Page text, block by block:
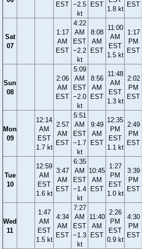
EST −2.5
kt
EST
1.8 kt
EST
Sat
07
1:17
AM
EST
4:22
AM
EST
−2.2
kt
8:08
AM
EST
11:00
AM
EST
1.5 kt
1:17
PM
EST
Sun
08
2:06
AM
EST
5:09
AM
EST
−2.0
kt
8:56
AM
EST
11:48
AM
EST
1.3 kt
2:02
PM
EST
Mon
09
12:14
AM
EST
1.7 kt
2:57
AM
EST
5:51
AM
EST
−1.7
kt
9:49
AM
EST
12:35
PM
EST
1.1 kt
2:49
PM
EST
Tue
10
12:59
AM
EST
1.6 kt
3:47
AM
EST
6:35
AM
EST
−1.4
kt
10:45
AM
EST
1:27
PM
EST
1.0 kt
3:39
PM
EST
Wed
11
1:47
AM
EST
1.5 kt
4:34
AM
EST
7:27
AM
EST
−1.3
kt
11:40
AM
EST
2:26
PM
EST
0.9 kt
4:30
PM
EST